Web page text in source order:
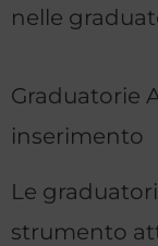
nelle
Graduatorie
inserimento
Le
strumento